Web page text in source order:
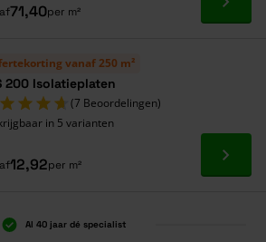
71,40per m² Ga
vanaf 250 m²
200 Isolatieplaten
(7 Beoordelingen)
in 5 varianten
12,92per m² Ga
Al 40 jaar dé specialist